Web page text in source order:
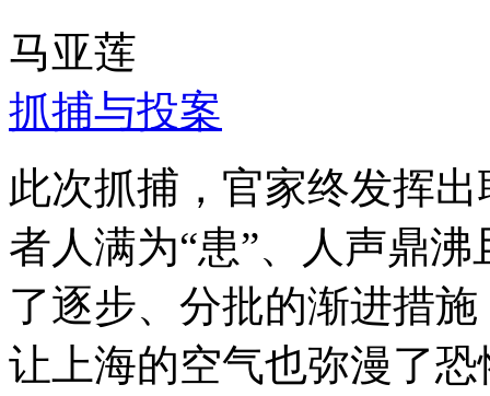
马亚莲
抓捕与投案
此次抓捕，官家终发挥
者人满为“患”、人声鼎
了逐步、分批的渐进措
让上海的空气也弥漫了